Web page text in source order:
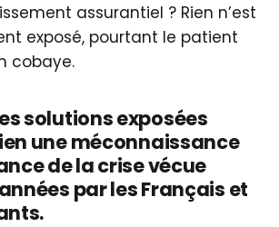
assurantiel ? Rien n’est
exposé, pourtant le patient
cobaye.
solutions exposées
une méconnaissance
de la crise vécue
par les Français et